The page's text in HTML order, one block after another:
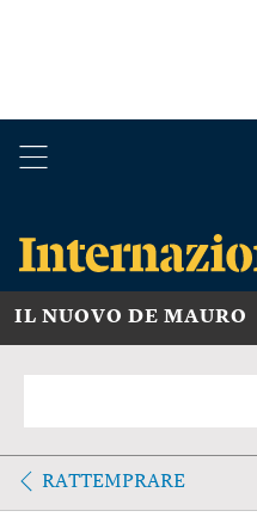
IL NUOVO DE MAURO
RATTEMPRARE